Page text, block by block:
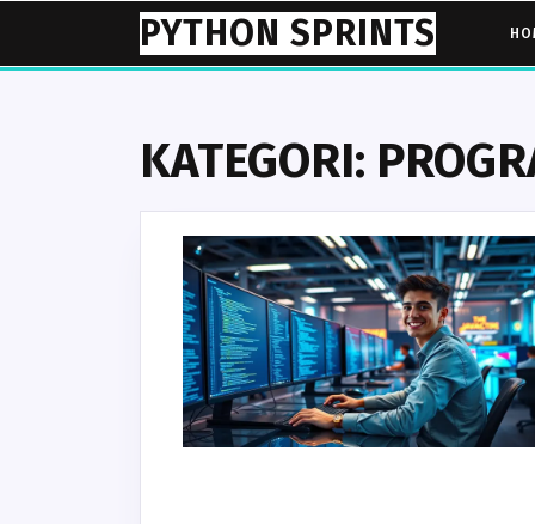
content
PYTHON SPRINTS
KATEGORI: